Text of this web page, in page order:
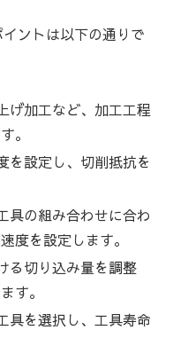
ントは以下の通りで
げ加工など、加工工程
。
を設定し、切削抵抗を
具の組み合わせに合わ
度を設定します。
る切り込み量を調整
す。
具を選択し、工具寿命